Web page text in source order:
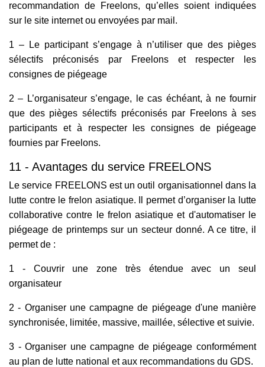
recommandation de Freelons, qu’elles soient indiquées
sur le site internet ou envoyées par mail.
1 – Le participant s’engage à n’utiliser que des pièges
sélectifs préconisés par Freelons et respecter les
consignes de piégeage
2 – L’organisateur s’engage, le cas échéant, à ne fournir
que des pièges sélectifs préconisés par Freelons à ses
participants et à respecter les consignes de piégeage
fournies par Freelons.
11 - Avantages du service FREELONS
Le service FREELONS est un outil organisationnel dans la
lutte contre le frelon asiatique. Il permet d’organiser la lutte
collaborative contre le frelon asiatique et d'automatiser le
piégeage de printemps sur un secteur donné. A ce titre, il
permet de :
1 - Couvrir une zone très étendue avec un seul
organisateur
2 - Organiser une campagne de piégeage d'une manière
synchronisée, limitée, massive, maillée, sélective et suivie.
3 - Organiser une campagne de piégeage conformément
au plan de lutte national et aux recommandations du GDS.